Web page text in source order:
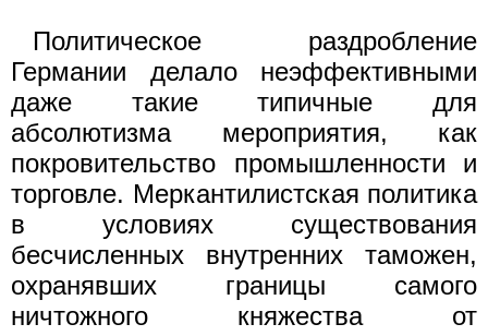
Политическое раздробление
Германии делало неэффективными
даже такие типичные для
абсолютизма мероприятия, как
покровительство промышленности и
торговле. Меркантилистская политика
в условиях существования
бесчисленных внутренних таможен,
охранявших границы самого
ничтожного княжества от